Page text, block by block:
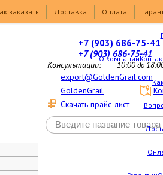
заказать Доставка Оплата
О компании
+7 (903) 686-75-41
+7 (903) 686-75-41
Консультации: 10:00 до
export@GoldenGrail.com
GoldenGrail
Скачать прайс-лист